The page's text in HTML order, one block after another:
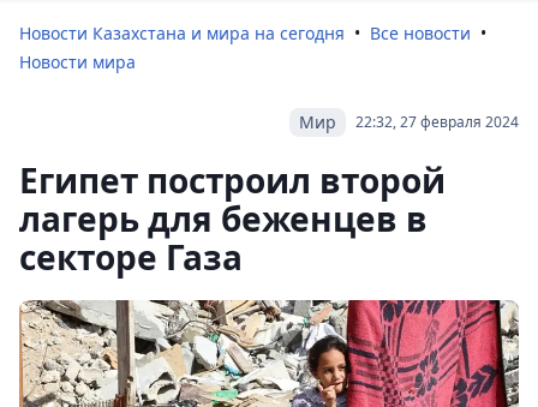
Новости Казахстана и мира на сегодня
Все новости
Новости мира
22:32, 27 февраля 2024
Мир
Египет построил второй
лагерь для беженцев в
секторе Газа